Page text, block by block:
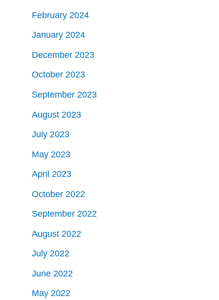
February 2024
January 2024
December 2023
October 2023
September 2023
August 2023
July 2023
May 2023
April 2023
October 2022
September 2022
August 2022
July 2022
June 2022
May 2022